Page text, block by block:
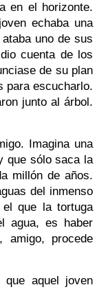
en el horizonte.
echaba una
uno de sus
cuenta de los
de su plan
para escucharlo.
junto al árbol.
Imagina una
que sólo saca la
millón de años.
del inmenso
que la tortuga
agua, es haber
amigo, procede
que aquel joven